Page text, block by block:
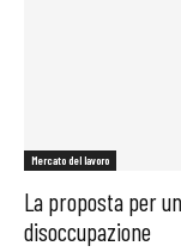
Mercato del lavoro
La proposta per
disoccupazione